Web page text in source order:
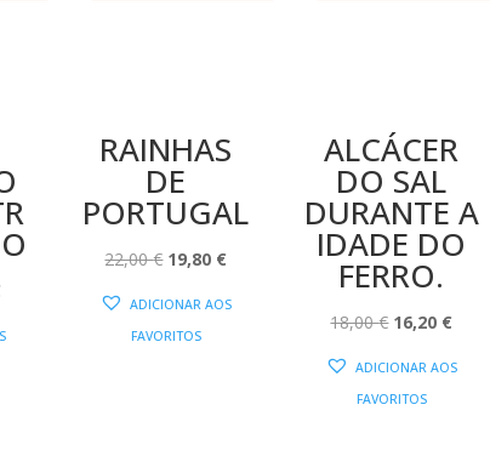
O
RAINHAS
DE
PORTUGAL
22,00€ O
19,80 €O
ADICIONAR AOS
FAVORITOS
ALCÁCER
DO SAL
DURANTE A
IDADE DO
FERRO.
18,00€ O
16,20 €O
ADICIONAR AOS
FAVORITOS